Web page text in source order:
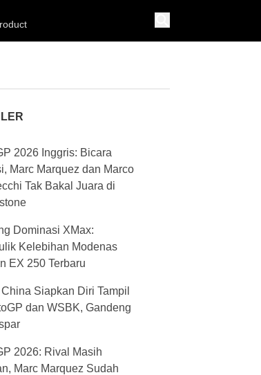
2026 Inggris: Bicara
Marc Marquez dan Marco
Tak Bakal Juara di
Dominasi XMax:
Kelebihan Modenas
EX 250 Terbaru
China Siapkan Diri Tampil
dan WSBK, Gandeng
2026: Rival Masih
Marc Marquez Sudah